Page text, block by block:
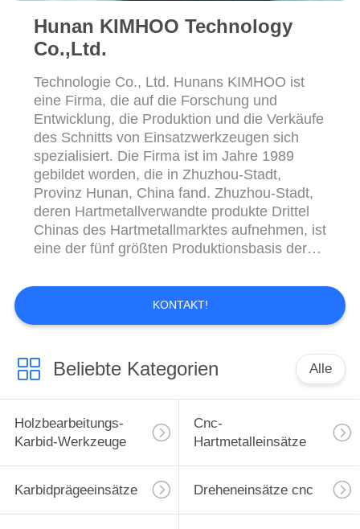
Hunan KIMHOO Technology
Co.,Ltd.
Technologie Co., Ltd. Hunans KIMHOO ist
eine Firma, die auf die Forschung und
Entwicklung, die Produktion und die Verkäufe
des Schnitts von Einsatzwerkzeugen sich
spezialisiert. Die Firma ist im Jahre 1989
gebildet worden, die in Zhuzhou-Stadt,
Provinz Hunan, China fand. Zhuzhou-Stadt,
deren Hartmetallverwandte produkte Drittel
Chinas des Hartmetallmarktes aufnehmen, ist
eine der fünf größten Produktionsbasis der
den Vorteilen der lokalen
Hartmetallindustriegruppe und der
gegenwärtigen Marktnachfrage, ist die
KONTAKT!
Beliebte Kategorien Alle
Holzbearbeitungs-
Karbid-Werkzeuge
Cnc-
Hartmetalleinsätze
Karbidprägeeinsätze Dreheneinsätze cnc